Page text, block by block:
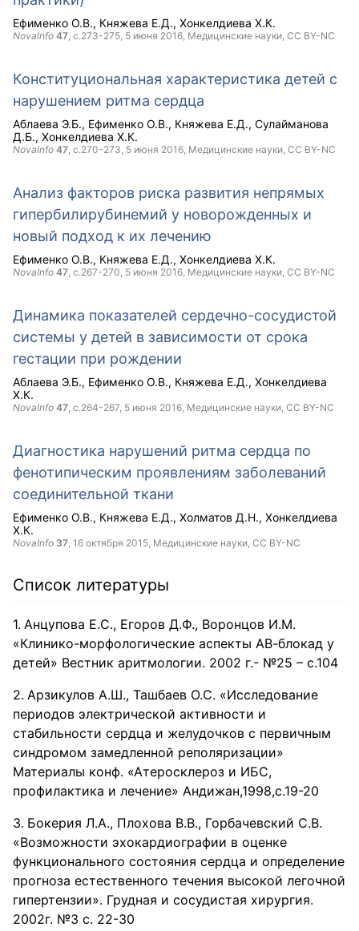
Ефименко О.В. Княжева Е.Д. Хонкелдиева Х.К.
NovaInfo 47, с.273-275, 5 июня 2016, Медицинские науки, CC BY-NC
Конституциональная характеристика детей с
нарушением ритма сердца
Аблаева Э.Б. Ефименко О.В. Княжева Е.Д. Сулайманова
Д.Б. Хонкелдиева Х.К.
NovaInfo 47, с.270-273, 5 июня 2016, Медицинские науки, CC BY-NC
Анализ факторов риска развития непрямых
гипербилирубинемий у новорожденных и
новый подход к их лечению
Ефименко О.В. Княжева Е.Д. Хонкелдиева Х.К.
NovaInfo 47, с.267-270, 5 июня 2016, Медицинские науки, CC BY-NC
Динамика показателей сердечно-сосудистой
системы у детей в зависимости от срока
гестации при рождении
Аблаева Э.Б. Ефименко О.В. Княжева Е.Д. Хонкелдиева
Х.К.
NovaInfo 47, с.264-267, 5 июня 2016, Медицинские науки, CC BY-NC
Диагностика нарушений ритма сердца по
фенотипическим проявлениям заболеваний
соединительной ткани
Ефименко О.В. Княжева Е.Д. Холматов Д.Н. Хонкелдиева
Х.К.
NovaInfo 37, 16 октября 2015, Медицинские науки, CC BY-NC
Список литературы
Анцупова Е.С., Егоров Д.Ф., Воронцов И.М.
«Клинико-морфологические аспекты АВ-блокад у
детей» Вестник аритмологии. 2002 г.- №25 – с.104
Арзикулов А.Ш., Ташбаев О.С. «Исследование
периодов электрической активности и
стабильности сердца и желудочков с первичным
синдромом замедленной реполяризации»
Материалы конф. «Атеросклероз и ИБС,
профилактика и лечение» Андижан,1998,с.19-20
Бокерия Л.А., Плохова В.В., Горбачевский С.В.
«Возможности эхокардиографии в оценке
функционального состояния сердца и определение
прогноза естественного течения высокой легочной
гипертензии». Грудная и сосудистая хирургия.
2002г. №3 с. 22-30